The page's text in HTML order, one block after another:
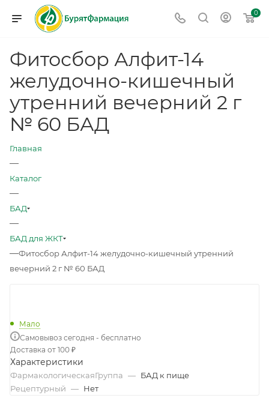
0
Фитосбор Алфит-14
желудочно-кишечный
утренний вечерний 2 г
№ 60 БАД
Главная
—
Каталог
—
БАД
—
БАД для ЖКТ
—Фитосбор Алфит-14 желудочно-кишечный утренний
вечерний 2 г № 60 БАД
Мало
Самовывоз сегодня - бесплатно
Доставка от 100 ₽
Характеристики
ФармакологическаяГруппа — БАД к пище
Рецептурный — Нет